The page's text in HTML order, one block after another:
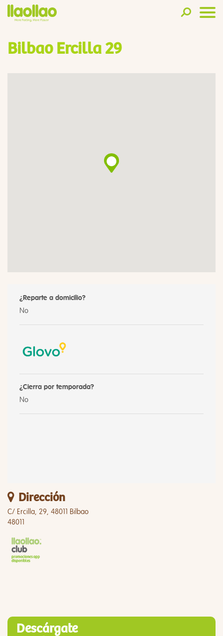
Bilbao Ercilla 29
¿Reparte a domicilio?
No
¿Cierra por temporada?
No
Dirección
C/ Ercilla, 29, 48011 Bilbao
48011
Descárgate